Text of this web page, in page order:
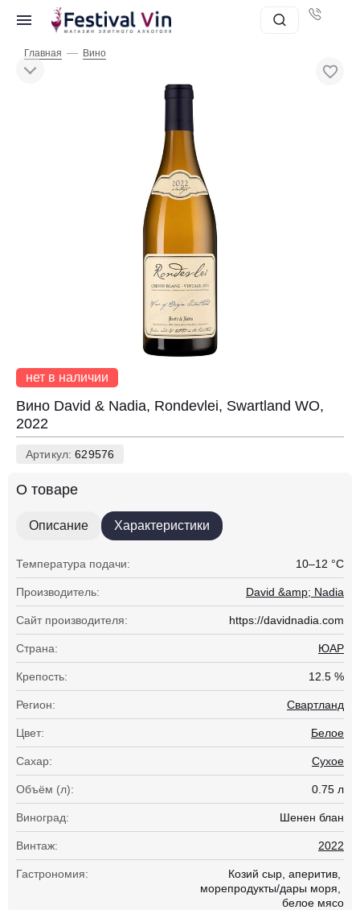
Главная — Вино
нет в наличии
Вино David & Nadia, Rondevlei, Swartland WO,
2022
Артикул:629576
О товаре
Описание Характеристики
Температура подачи: 10–12 °С
Производитель: David &amp; Nadia
Сайт производителя: https://davidnadia.com
Страна: ЮАР
Крепость: 12.5 %
Регион: Свартланд
Цвет: Белое
Сахар: Сухое
Объём (л): 0.75 л
Виноград: Шенен блан
Винтаж: 2022
Гастрономия: Козий сыр аперитив
морепродукты/дары моря
белое мясо